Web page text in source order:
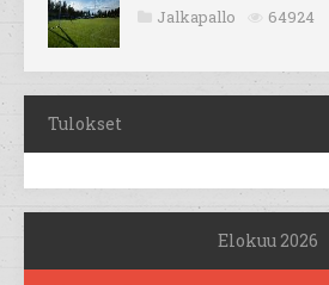
Jalkapallo 64924
Tulokset
Elokuu 2026